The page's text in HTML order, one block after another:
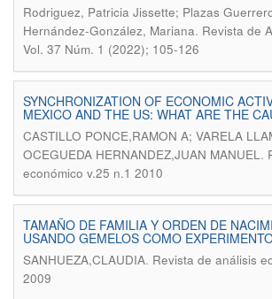
Rodriguez, Patricia Jissette; Plazas
Hernández-González, Mariana. Revista de
Vol. 37 Núm. 1 (2022); 105-126
SYNCHRONIZATION OF ECONOMIC
MEXICO AND THE US: WHAT ARE THE
CASTILLO PONCE,RAMON A; VARELA
OCEGUEDA HERNANDEZ,JUAN MANUEL.
económico v.25 n.1 2010
TAMAÑO DE FAMILIA Y ORDEN DE
USANDO GEMELOS COMO
SANHUEZA,CLAUDIA. Revista de análisis
2009